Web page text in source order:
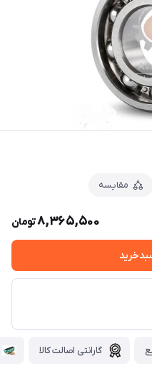
مقایسه
8,365,500تومان
گارانتی اصالت کالا